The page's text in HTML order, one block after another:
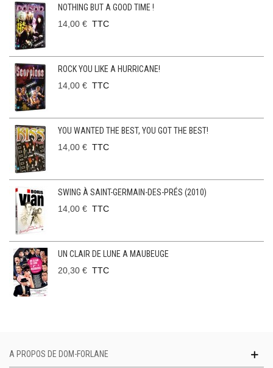
NOTHING BUT A GOOD TIME !
14,00 € TTC
ROCK YOU LIKE A HURRICANE!
14,00 € TTC
YOU WANTED THE BEST, YOU GOT THE BEST!
14,00 € TTC
SWING À SAINT-GERMAIN-DES-PRÉS (2010)
14,00 € TTC
UN CLAIR DE LUNE A MAUBEUGE
20,30 € TTC
A PROPOS DE DOM-FORLANE